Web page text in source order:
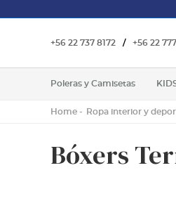
+56 22 737 8172 / +56 22
Poleras y Camisetas
Home Ropa interior y
Bóxers